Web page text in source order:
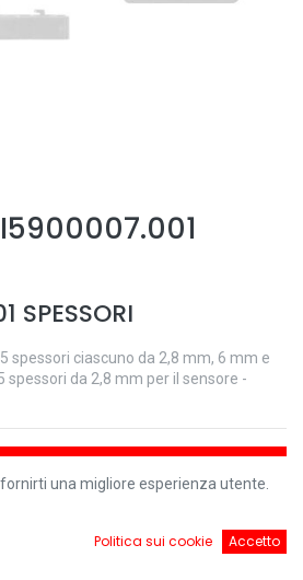
SPESSORI
spessori ciascuno da 2,8 mm, 6 mm e
spessori da 2,8 mm per il sensore -
al carrello
una migliore esperienza utente.
Politica sui cookie Accetto